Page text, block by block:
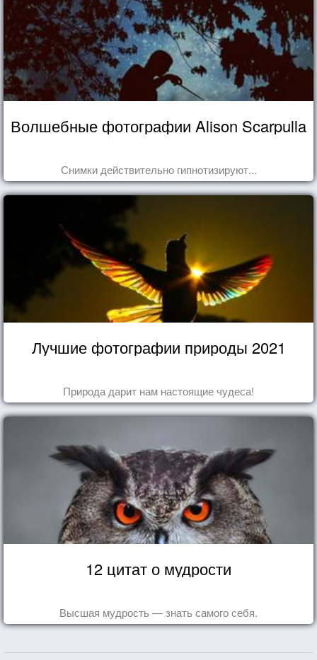
Волшебные фотографии Alison Scarpulla
Снимки действительно гипнотизируют...
Лучшие фотографии природы 2021
Природа дарит нам настоящие чудеса!
12 цитат о мудрости
Высшая мудрость — знать самого себя.